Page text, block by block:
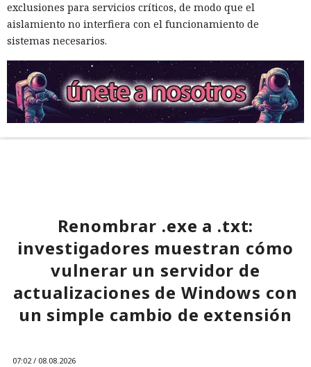
exclusiones para servicios críticos, de modo que el
aislamiento no interfiera con el funcionamiento de
sistemas necesarios.
Renombrar .exe a .txt:
investigadores muestran cómo
vulnerar un servidor de
actualizaciones de Windows con
un simple cambio de extensión
07:02 / 08.08.2026